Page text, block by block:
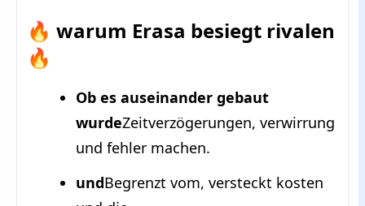
🔥 warum Erasa besiegt rivalen
🔥
Ob es auseinander gebaut
wurdeZeitverzögerungen, verwirrung
und fehler machen.
undBegrenzt vom, versteckt kosten